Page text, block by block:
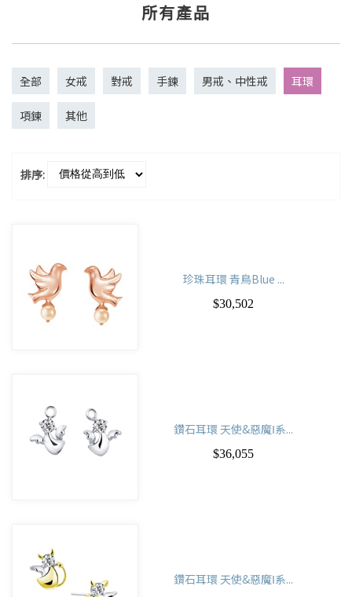
所有產品
全部 女戒 對戒 手鍊 男戒、中性戒 耳環
項鍊 其他
排序:
珍珠耳環 青鳥Blue ...
$30,502
鑽石耳環 天使&惡魔Ⅰ系...
$36,055
鑽石耳環 天使&惡魔Ⅰ系...